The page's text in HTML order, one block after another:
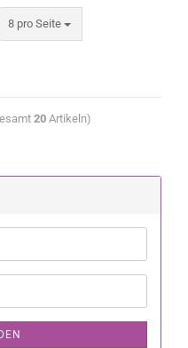
8 pro Seite
20 Artikeln)